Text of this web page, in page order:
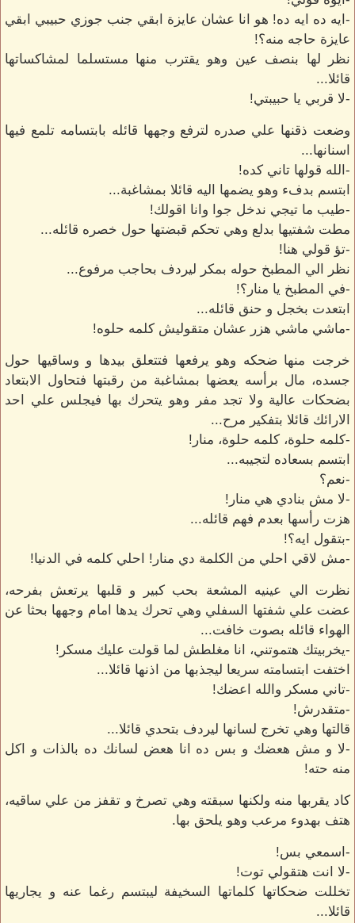
-ايه ده ايه ده! هو انا عشان عايزة ابقي جنب جوزي حبيبي ابقي
عايزة حاجه منه؟!
نظر لها بنصف عين وهو يقترب منها مستسلما لمشاكساتها
قائلا...
-لا قربي يا حبيبتي!
وضعت ذقنها علي صدره لترفع وجهها قائله بابتسامه تلمع فيها
اسنانها...
-الله قولها تاني كده!
ابتسم بدفء وهو يضمها اليه قائلا بمشاغبة...
-طيب ما تيجي ندخل جوا وانا اقولك!
مطت شفتيها بدلع وهي تحكم قبضتها حول خصره قائله...
-تؤ قولي هنا!
نظر الي المطبخ حوله بمكر ليردف بحاجب مرفوع...
-في المطبخ يا منار؟!
ابتعدت بخجل و حنق قائله...
-ماشي ماشي هزر عشان متقوليش كلمه حلوه!
خرجت منها ضحكه وهو يرفعها فتتعلق بيدها و وساقيها حول
جسده، مال برأسه يعضها بمشاغبة من رقبتها فتحاول الابتعاد
بضحكات عالية ولا تجد مفر وهو يتحرك بها فيجلس علي احد
الارائك قائلا بتفكير مرح...
-كلمه حلوة، كلمه حلوة، منار!
ابتسم بسعاده لتجيبه...
-نعم؟
-لا مش بنادي هي منار!
هزت رأسها بعدم فهم قائله...
-بتقول ايه؟!
-مش لاقي احلي من الكلمة دي منار! احلي كلمه في الدنيا!
نظرت الي عينيه المشعة بحب كبير و قلبها يرتعش بفرحه،
عضت علي شفتها السفلي وهي تحرك يدها امام وجهها بحثا عن
الهواء قائله بصوت خافت...
-يخربيتك هتموتني، انا مغلطش لما قولت عليك مسكر!
اختفت ابتسامته سريعا ليجذبها من اذنها قائلا...
-تاني مسكر والله اعضك!
-متقدرش!
قالتها وهي تخرج لسانها ليردف بتحدي قائلا...
-لا و مش هعضك و بس ده انا هعض لسانك ده بالذات و اكل
منه حته!
كاد يقربها منه ولكنها سبقته وهي تصرخ و تقفز من علي ساقيه،
هتف بهدوء مرعب وهو يلحق بها.
-اسمعي بس!
-لا انت هتقولي توت!
تخللت ضحكاتها كلماتها السخيفة ليبتسم رغما عنه و يجاريها
قائلا...